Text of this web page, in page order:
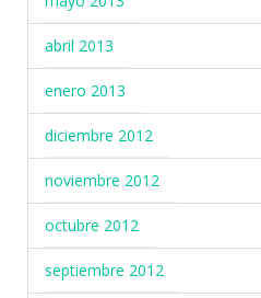
abril 2013
enero 2013
diciembre 2012
noviembre 2012
octubre 2012
septiembre 2012